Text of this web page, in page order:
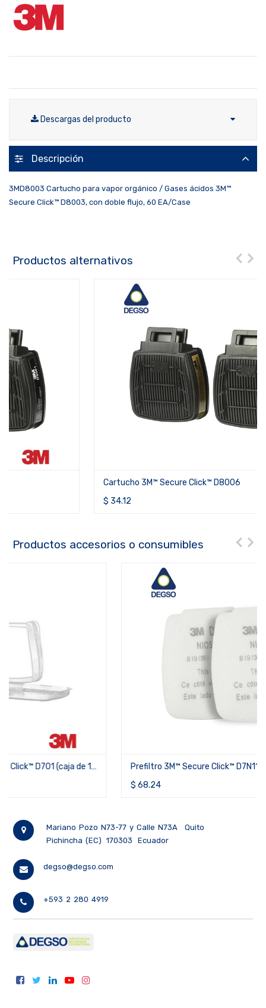
Descargas del producto
Descripción
3MD8003 Cartucho para vapor orgánico / Gases ácidos 3M™
Secure Click™ D8003, con doble flujo, 60 EA/Case
Productos alternativos
Cartucho 3M™ Secure Click™ D8006
Productos accesorios o consumibles
Prefiltro 3M™ Secure Click™ D7N11 (caja de 20 unidades)
Mariano Pozo N73-77 y Calle N73A
Quito
Pichincha (EC)
170303 Ecuador
degso@degso.com
+593 2 280 4919